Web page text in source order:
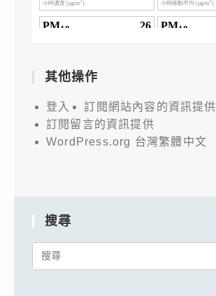
其他操作
登入
訂閱網站內容的資訊提供
訂閱留言的資訊提供
WordPress.org 台灣繁體中文
搜尋
Search